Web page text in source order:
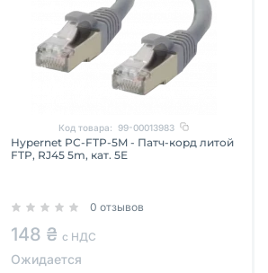
Код товара: 99-00013983
Hypernet PC-FTP-5M - Патч-корд литой
FTP, RJ45 5m, кат. 5Е
0 отзывов
148 ₴ с НДС
Ожидается